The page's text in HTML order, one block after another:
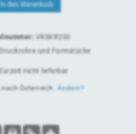
In den Warenkorb
VRSKR200
Druckrohre und Formstücke
Zurzeit nicht lieferbar
nach Österreich Ändern?